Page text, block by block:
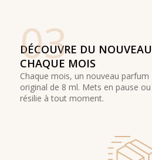
03
DÉCOUVRE DU NOUVEAU
CHAQUE MOIS
Chaque mois, un nouveau parfum
original de 8 ml. Mets en pause ou
résilie à tout moment.